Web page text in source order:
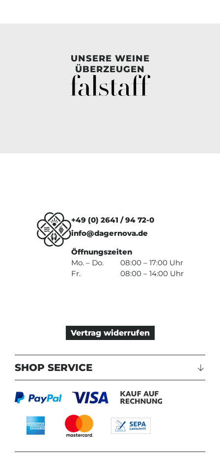
UNSERE WEINE
ÜBERZEUGEN
+49 (0) 2641 / 94 72-0
info@dagernova.de
Öffnungszeiten
Mo. – Do.
08:00 – 17:00 Uhr
Fr.
08:00 – 14:00 Uhr
Vertrag widerrufen
SHOP SERVICE